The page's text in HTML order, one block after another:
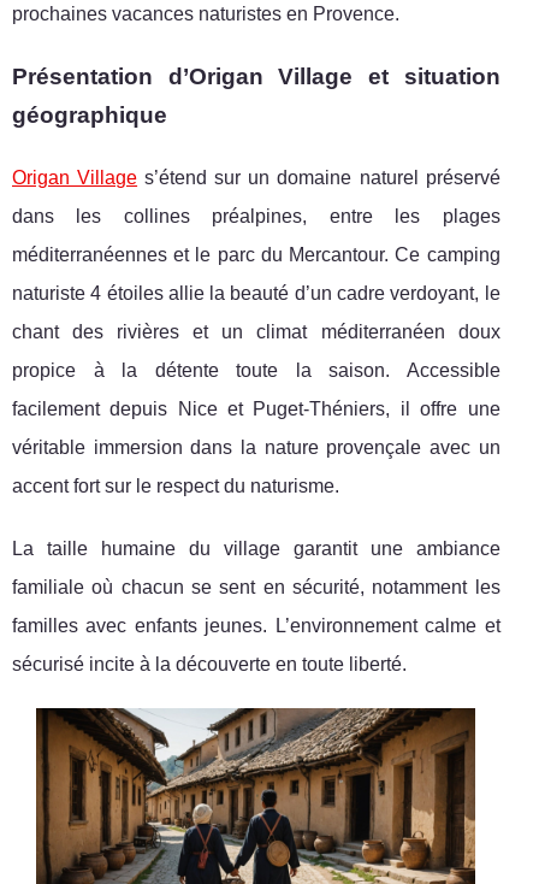
prochaines vacances naturistes en Provence.
Présentation d’Origan Village et situation
géographique
Origan Village s’étend sur un domaine naturel préservé
dans les collines préalpines, entre les plages
méditerranéennes et le parc du Mercantour. Ce camping
naturiste 4 étoiles allie la beauté d’un cadre verdoyant, le
chant des rivières et un climat méditerranéen doux
propice à la détente toute la saison. Accessible
facilement depuis Nice et Puget-Théniers, il offre une
véritable immersion dans la nature provençale avec un
accent fort sur le respect du naturisme.
La taille humaine du village garantit une ambiance
familiale où chacun se sent en sécurité, notamment les
familles avec enfants jeunes. L’environnement calme et
sécurisé incite à la découverte en toute liberté.